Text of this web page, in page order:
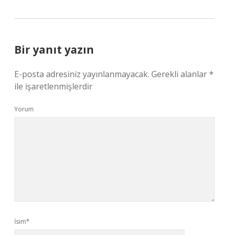
Bir yanıt yazın
E-posta adresiniz yayınlanmayacak. Gerekli alanlar*
ile işaretlenmişlerdir
Yorum
İsim*